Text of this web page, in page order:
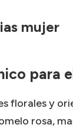
mujer
para
florales y
rosa,